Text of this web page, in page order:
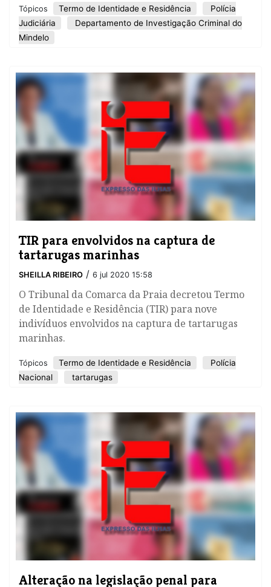
Tópicos Termo de Identidade e Residência
Polícia
Judiciária
Departamento de Investigação Criminal do
Mindelo
TIR para envolvidos na captura de
tartarugas marinhas
SHEILLA RIBEIRO / 6 jul 2020 15:58
O Tribunal da Comarca da Praia decretou Termo
de Identidade e Residência (TIR) para nove
indivíduos envolvidos na captura de tartarugas
marinhas.
Tópicos Termo de Identidade e Residência
Polícia
Nacional
tartarugas
Alteração na legislação penal para